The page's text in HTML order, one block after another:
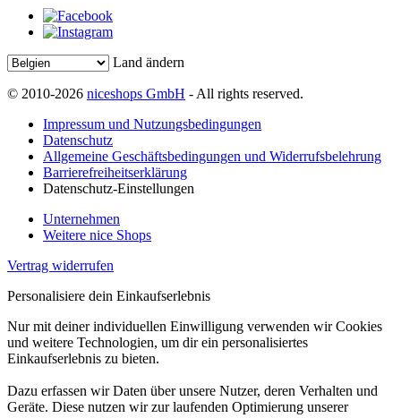
Land ändern
© 2010-2026 niceshops GmbH - All rights reserved.
Impressum und Nutzungsbedingungen
Datenschutz
Allgemeine Geschäftsbedingungen und Widerrufsbelehrung
Barrierefreiheitserklärung
Datenschutz-Einstellungen
Unternehmen
Weitere nice Shops
Vertrag widerrufen
Personalisiere dein Einkaufserlebnis
Nur mit deiner individuellen Einwilligung verwenden wir Cookies
und weitere Technologien, um dir ein personalisiertes
Einkaufserlebnis zu bieten.
Dazu erfassen wir Daten über unsere Nutzer, deren Verhalten und
Geräte. Diese nutzen wir zur laufenden Optimierung unserer